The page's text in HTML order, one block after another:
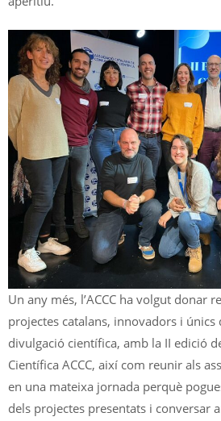
Un any més, l’ACCC ha volgut donar
projectes catalans, innovadors i
divulgació científica, amb la II edició
Científica ACCC, així com reunir als
en una mateixa jornada perquè
dels projectes presentats i conversar